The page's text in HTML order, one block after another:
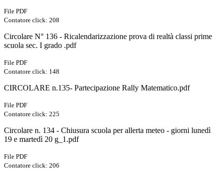
File PDF
Contatore click: 208
Circolare N° 136 - Ricalendarizzazione prova di realtà classi prime
scuola sec. I grado .pdf
File PDF
Contatore click: 148
CIRCOLARE n.135- Partecipazione Rally Matematico.pdf
File PDF
Contatore click: 225
Circolare n. 134 - Chiusura scuola per allerta meteo - giorni lunedì
19 e martedì 20 g_1.pdf
File PDF
Contatore click: 206